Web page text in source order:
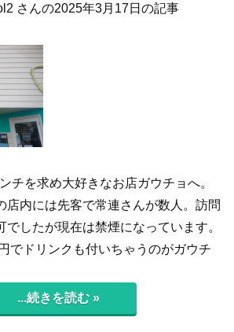
さんの2025年3月17日の記事
チを求め大好きなお店ガウチョへ。
店内には先客で常連さんが数人。訪問
でしたが現在は禁煙になっています。
でドリンクも付いちゃうのがガウチ
...続きを読む »